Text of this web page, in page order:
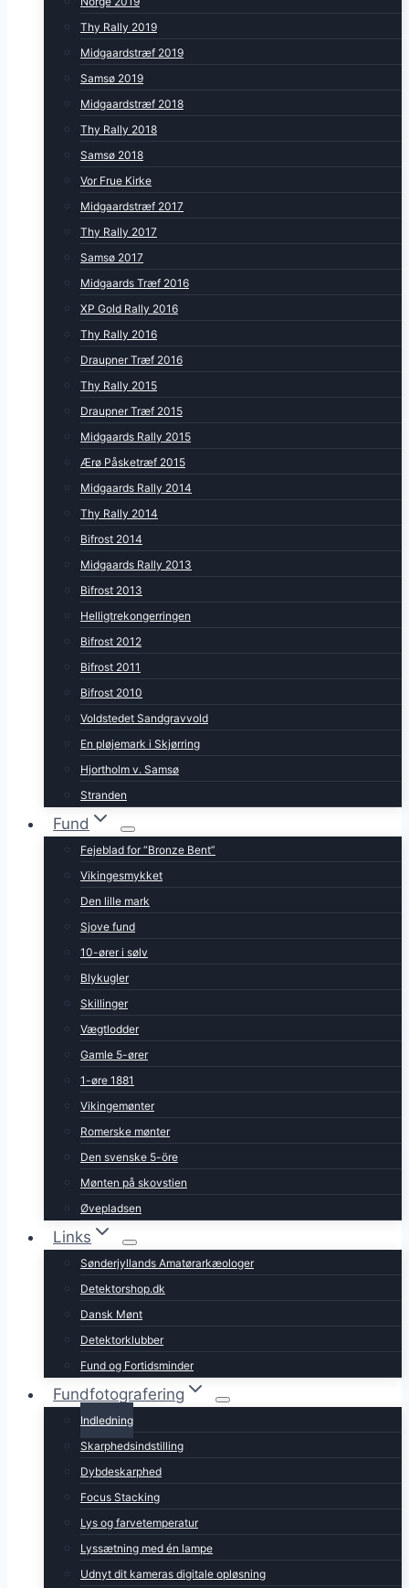
Thy Rally 2019
Midgaardstræf 2019
Samsø 2019
Midgaardstræf 2018
Thy Rally 2018
Samsø 2018
Vor Frue Kirke
Midgaardstræf 2017
Thy Rally 2017
Samsø 2017
Midgaards Træf 2016
XP Gold Rally 2016
Thy Rally 2016
Draupner Træf 2016
Thy Rally 2015
Draupner Træf 2015
Midgaards Rally 2015
Ærø Påsketræf 2015
Midgaards Rally 2014
Thy Rally 2014
Bifrost 2014
Midgaards Rally 2013
Bifrost 2013
Helligtrekongerringen
Bifrost 2012
Bifrost 2011
Bifrost 2010
Voldstedet Sandgravvold
En pløjemark i Skjørring
Hjortholm v. Samsø
Stranden
Fund
Fejeblad for “Bronze Bent”
Vikingesmykket
Den lille mark
Sjove fund
10-ører i sølv
Blykugler
Skillinger
Vægtlodder
Gamle 5-ører
1-øre 1881
Vikingemønter
Romerske mønter
Den svenske 5-öre
Mønten på skovstien
Øvepladsen
Links
Sønderjyllands Amatørarkæologer
Detektorshop.dk
Dansk Mønt
Detektorklubber
Fund og Fortidsminder
Fundfotografering
Indledning
Skarphedsindstilling
Dybdeskarphed
Focus Stacking
Lys og farvetemperatur
Lyssætning med én lampe
Udnyt dit kameras digitale opløsning